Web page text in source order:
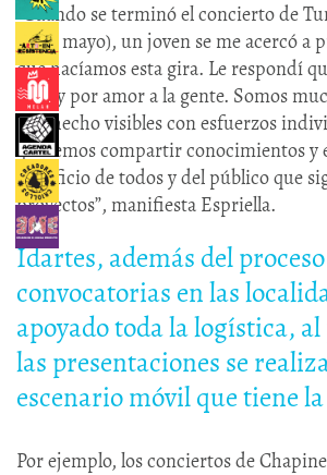
“Cuando se terminó el concierto de
10 de mayo), un joven se me acercó a
qué hacíamos esta gira. Le respondí
rock y por amor a la gente. Somos
han hecho visibles con esfuerzos
queremos compartir conocimientos y
beneficio de todos y del público que
proyectos”, manifiesta Espriella.
Idartes, además del
convocatorias en las
apoyado toda la logística,
las presentaciones se
escenario móvil que tiene
Por ejemplo, los conciertos de